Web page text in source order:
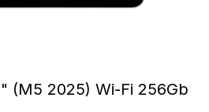
(M5 2025) Wi-Fi 256Gb